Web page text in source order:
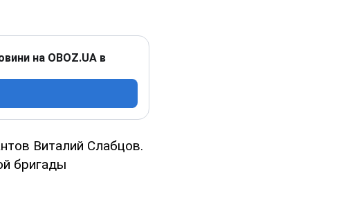
на OBOZ.UA в
Виталий Слабцов.
бригады